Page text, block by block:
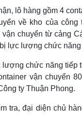
lô hàng gồm 4
về kho của công
chuyển từ cảng
lực lượng chức năng
lượng chức năng tiếp
vận chuyển
ty Thuận Phong.
tra, đại diện chủ